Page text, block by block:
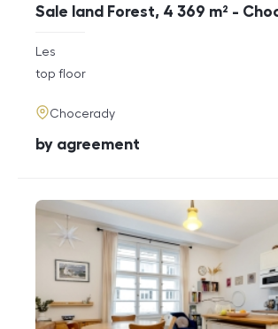
Sale land Forest, 4 369 m² -
rozměry
disposition
Les
funkce
top floor
adresa
Chocerady
cena
by agreement